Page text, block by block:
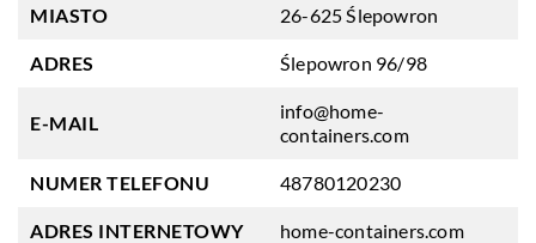
MIASTO 26-625 Ślepowron
ADRES Ślepowron 96/98
E-MAIL
info@home-
containers.com
NUMER TELEFONU 48780120230
ADRES INTERNETOWY home-containers.com